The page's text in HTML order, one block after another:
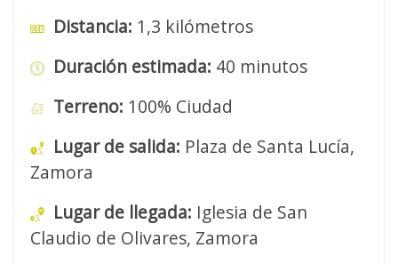
Distancia: 1,3 kilómetros
Duración estimada: 40 minutos
Terreno: 100% Ciudad
Lugar de salida: Plaza de Santa Lucía,
Zamora
Lugar de llegada: Iglesia de San
Claudio de Olivares, Zamora